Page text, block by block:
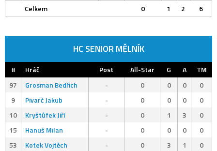
Celkem
0 1 2 6
HC SENIOR MĚLNÍK
# Hráč Post All-Star G A
TM
97
Grosman Bedřich - 0 0 0
0
9
Pivarč Jakub - 0 0 0
0
10
Kryštůfek Jiří - 0 1 3
0
15
Hanuš Milan - 0 0 0
0
53
Kotek Vojtěch - 0 3 1 0